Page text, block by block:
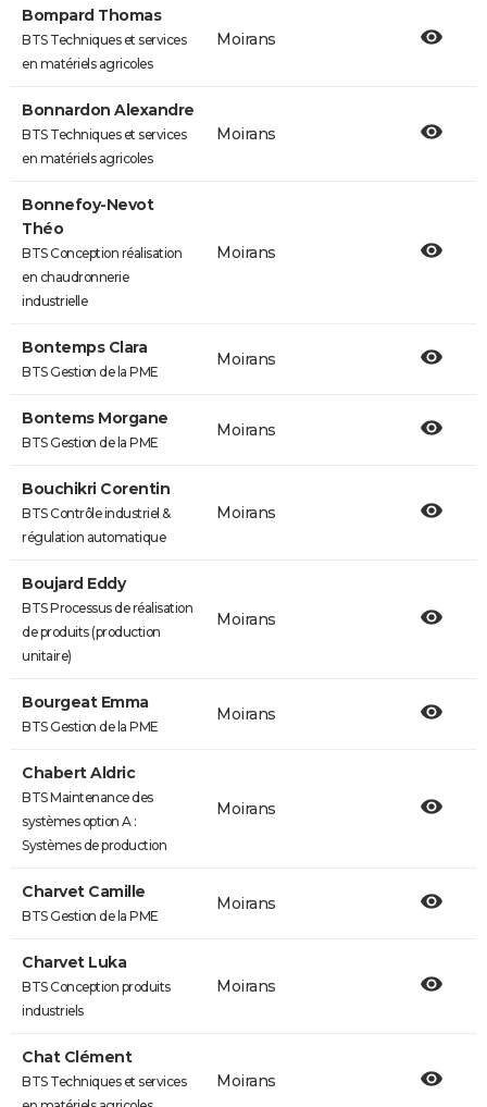
Bompard Thomas
BTS Techniques et services
en matériels agricoles
Moirans
Bonnardon Alexandre
BTS Techniques et services
en matériels agricoles
Moirans
Bonnefoy-Nevot
Théo
BTS Conception réalisation
en chaudronnerie
industrielle
Moirans
Bontemps Clara
BTS Gestion de la PME
Moirans
Bontems Morgane
BTS Gestion de la PME
Moirans
Bouchikri Corentin
BTS Contrôle industriel &
régulation automatique
Moirans
Boujard Eddy
BTS Processus de réalisation
de produits (production
unitaire)
Moirans
Bourgeat Emma
BTS Gestion de la PME
Moirans
Chabert Aldric
BTS Maintenance des
systèmes option A :
Systèmes de production
Moirans
Charvet Camille
BTS Gestion de la PME
Moirans
Charvet Luka
BTS Conception produits
industriels
Moirans
Chat Clément
BTS Techniques et services
Moirans